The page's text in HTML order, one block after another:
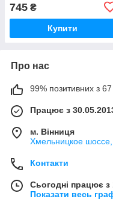
капсул
745 ₴
Купити
Про нас
99% позитивних з 67
Працює з
м. Вінниця
Хмельницкое шоссе,
Контакти
Сьогодні працює з
Показати весь